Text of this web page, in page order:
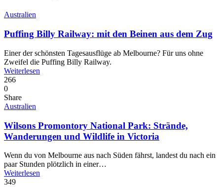
Australien
Puffing Billy Railway: mit den Beinen aus dem Zug
Einer der schönsten Tagesausflüge ab Melbourne? Für uns ohne
Zweifel die Puffing Billy Railway.
Weiterlesen
266
0
Share
Australien
Wilsons Promontory National Park: Strände,
Wanderungen und Wildlife in Victoria
Wenn du von Melbourne aus nach Süden fährst, landest du nach ein
paar Stunden plötzlich in einer…
Weiterlesen
349